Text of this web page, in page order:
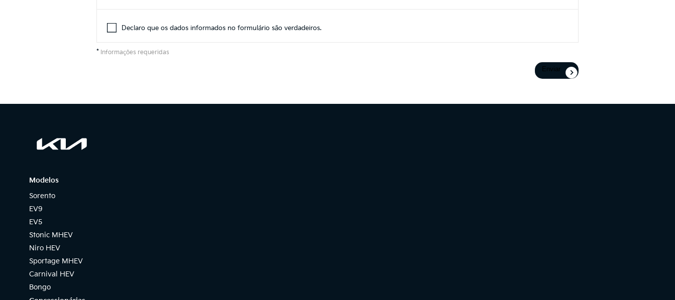
Declaro que os dados informados no formulário são verdadeiros.
* Informações requeridas
Enviar
Modelos
Sorento
EV9
EV5
Stonic MHEV
Niro HEV
Sportage MHEV
Carnival HEV
Bongo